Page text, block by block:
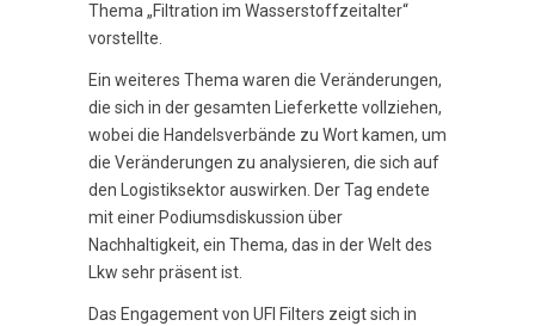
Thema „Filtration im Wasserstoffzeitalter“
vorstellte.
Ein weiteres Thema waren die Veränderungen,
die sich in der gesamten Lieferkette vollziehen,
wobei die Handelsverbände zu Wort kamen, um
die Veränderungen zu analysieren, die sich auf
den Logistiksektor auswirken. Der Tag endete
mit einer Podiumsdiskussion über
Nachhaltigkeit, ein Thema, das in der Welt des
Lkw sehr präsent ist.
Das Engagement von UFI Filters zeigt sich in